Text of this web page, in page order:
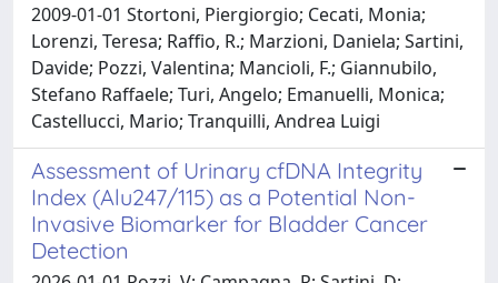
2009-01-01 Stortoni, Piergiorgio; Cecati, Monia;
Lorenzi, Teresa; Raffio, R.; Marzioni, Daniela; Sartini,
Davide; Pozzi, Valentina; Mancioli, F.; Giannubilo,
Stefano Raffaele; Turi, Angelo; Emanuelli, Monica;
Castellucci, Mario; Tranquilli, Andrea Luigi
Assessment of Urinary cfDNA Integrity
Index (Alu247/115) as a Potential Non-
Invasive Biomarker for Bladder Cancer
Detection